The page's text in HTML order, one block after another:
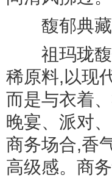
馥郁典藏
祖玛珑馥
稀原料,以现
而是与衣着
晚宴、派对
商务场合,香
高级感。商